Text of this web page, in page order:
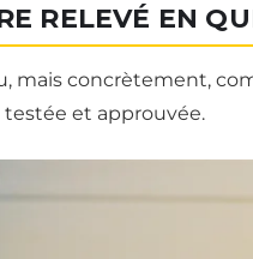
RELEVÉ EN
mais concrètement,
testée et approuvée.